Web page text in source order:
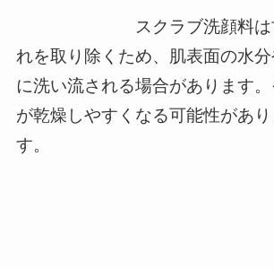
スクラブ洗顔料は古
れを取り除くため、肌表面の水
に洗い流される場合があります
が乾燥しやすくなる可能性があり
す